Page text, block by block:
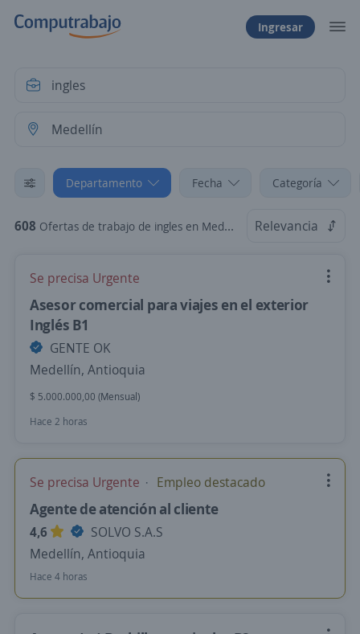
Ingresar
Departamento Fecha Categoría
608 Ofertas de trabajo de ingles en Medellín, Antioquia Relevancia
Se precisa Urgente
Asesor comercial para viajes en el exterior
Inglés B1
GENTE OK
Medellín, Antioquia
$ 5.000.000,00 (Mensual)
Hace 2 horas
Se precisa Urgente Empleo destacado
Agente de atención al cliente
4,6
SOLVO S.A.S
Medellín, Antioquia
Hace 4 horas